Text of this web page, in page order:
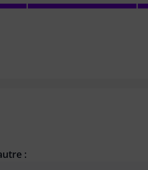
: